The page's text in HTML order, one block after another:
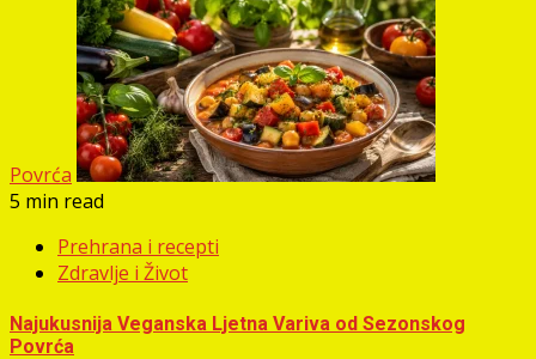
Povrća
5 min read
Prehrana i recepti
Zdravlje i Život
Najukusnija Veganska Ljetna Variva od Sezonskog
Povrća